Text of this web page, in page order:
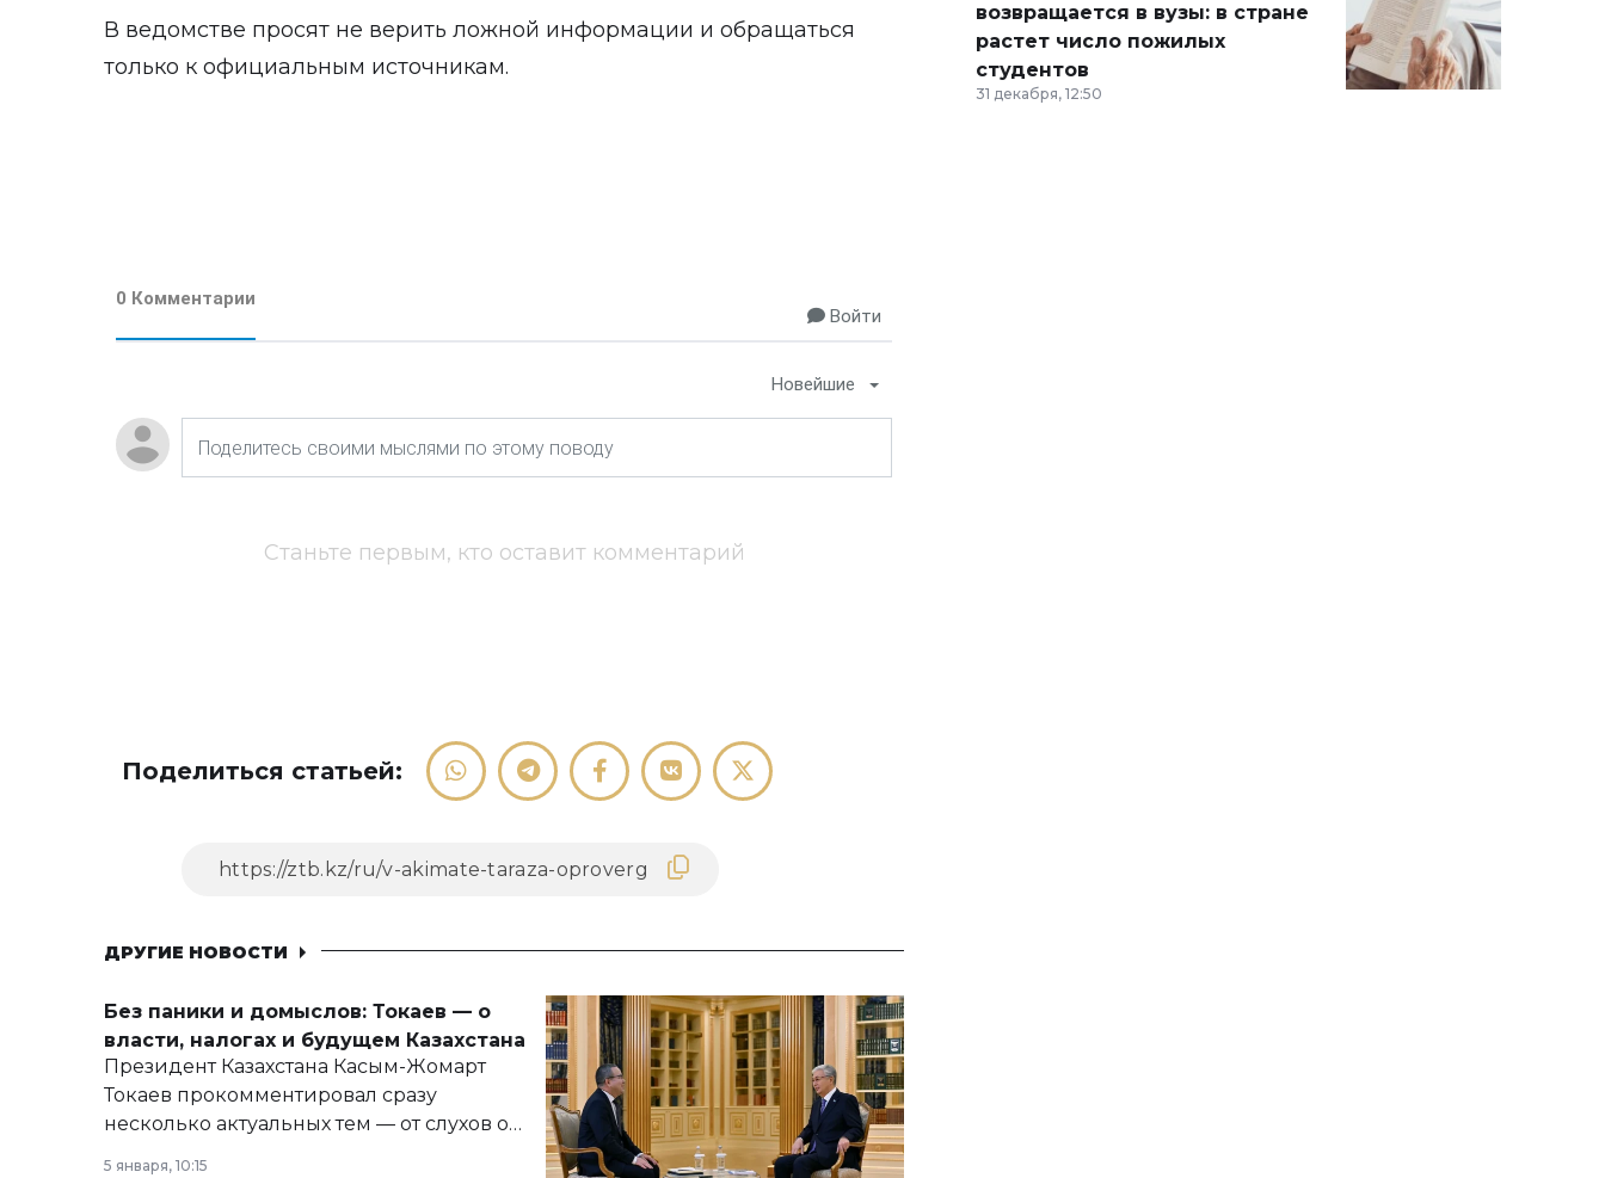
В ведомстве просят не верить ложной информации и обращаться
только к официальным источникам.
0 Комментарии
Войти
Новейшие
Станьте первым, кто оставит комментарий
Поделиться статьей:
ДРУГИЕ НОВОСТИ
Без паники и домыслов: Токаев — о
власти, налогах и будущем Казахстана
Президент Казахстана Касым-Жомарт
Токаев прокомментировал сразу
несколько актуальных тем — от слухов о
5 января, 10:15
возвращается в вузы: в стране
растет число пожилых
студентов
31 декабря, 12:50